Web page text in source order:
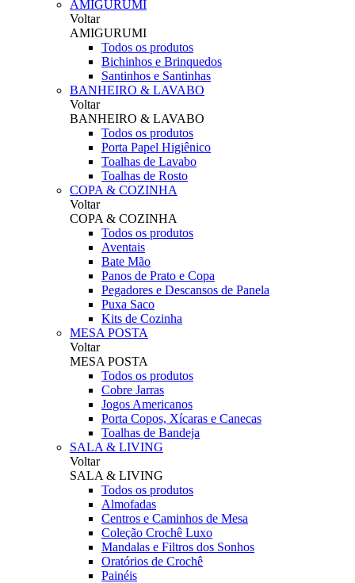
AMIGURUMI
Voltar
AMIGURUMI
Todos os produtos
Bichinhos e Brinquedos
Santinhos e Santinhas
BANHEIRO & LAVABO
Voltar
BANHEIRO & LAVABO
Todos os produtos
Porta Papel Higiênico
Toalhas de Lavabo
Toalhas de Rosto
COPA & COZINHA
Voltar
COPA & COZINHA
Todos os produtos
Aventais
Bate Mão
Panos de Prato e Copa
Pegadores e Descansos de Panela
Puxa Saco
Kits de Cozinha
MESA POSTA
Voltar
MESA POSTA
Todos os produtos
Cobre Jarras
Jogos Americanos
Porta Copos, Xícaras e Canecas
Toalhas de Bandeja
SALA & LIVING
Voltar
SALA & LIVING
Todos os produtos
Almofadas
Centros e Caminhos de Mesa
Coleção Crochê Luxo
Mandalas e Filtros dos Sonhos
Oratórios de Crochê
Painéis